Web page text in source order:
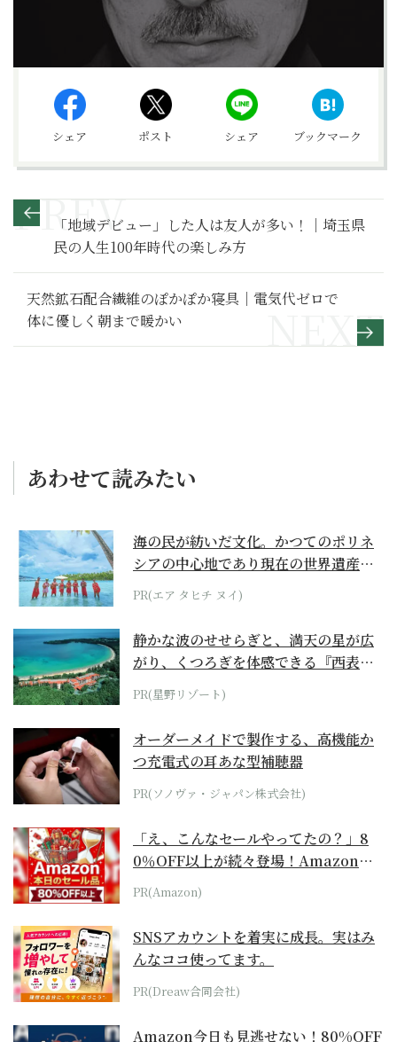
シェア ポスト シェア ブックマーク
「地域デビュー」した人は友人が多い！｜埼玉県
民の人生100年時代の楽しみ方
天然鉱石配合繊維のぽかぽか寝具｜電気代ゼロで
体に優しく朝まで暖かい
あわせて読みたい
海の民が紡いだ文化。かつてのポリネ
シアの中心地であり現在の世界遺産か
らみえてくる...
PR(エア タヒチ ヌイ)
静かな波のせせらぎと、満天の星が広
がり、くつろぎを体感できる『西表島
ホテル by...
PR(星野リゾート)
オーダーメイドで製作する、高機能か
つ充電式の耳あな型補聴器
PR(ソノヴァ・ジャパン株式会社)
「え、こんなセールやってたの？」8
0％OFF以上が続々登場！Amazonの
本気が...
PR(Amazon)
SNSアカウントを着実に成長。実はみ
んなココ使ってます。
PR(Dreaw合同会社)
Amazon今日も見逃せない！80%OFF